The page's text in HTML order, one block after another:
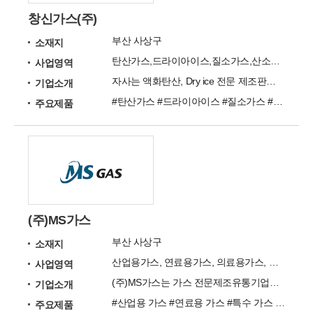
창신가스(주)
소재지
부산 사상구
사업영역
기업소개
자사는 액화탄산, Dry ice 전문 제조판매 및 산업용 고압가스 제조판매 업체입니다.
주요제품
#탄산가스 #드라이아이스 #질소가스 #산소가스 #알곤가스 #헬륨가스 #순수가스 #특수가스 #혼합가스
(주)MS가스
소재지
부산 사상구
사업영역
기업소개
주요제품